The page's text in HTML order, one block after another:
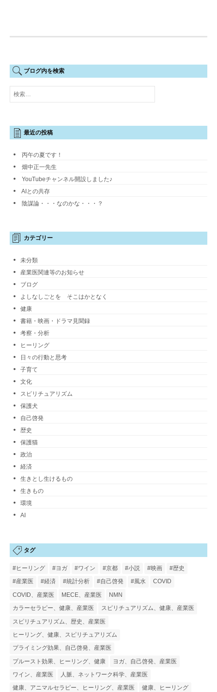
ブログ内を検索
検
索:
最近の投稿
丙午の夏です！
畑中正一先生
YouTubeチャンネル開設しました♪
AIとの共存
陰謀論・・・なのかな・・・？
カテゴリー
未分類
産業医関連等のお知らせ
ブログ
よしなしごとを そこはかとなく
健康
書籍・映画・ドラマ見聞録
考察・分析
ヒーリング
日々の行動と思考
子育て
文化
スピリチュアリズム
保護犬
自己啓発
歴史
保護猫
政治
経済
生きとし生けるもの
生きもの
環境
AI
タグ
#ヒーリング #ヨガ #ワイン #京都 #小説 #映画
#歴史
#産業医
#経済 #統計分析 #自己啓発 #風水
COVID
COVID、産業医
MECE、産業医
NMN
カラーセラピー、健康、産業医
スピリチュアリズム、健康、産業医
スピリチュアリズム、歴史、産業医
ヒーリング、健康、スピリチュアリズム
プライミング効果、自己啓発、産業医
プルースト効果、ヒーリング、健康
ヨガ、自己啓発、産業医
ワイン、産業医
人脈、ネットワーク科学、産業医
健康、アニマルセラピー、ヒーリング、産業医
健康、ヒーリング